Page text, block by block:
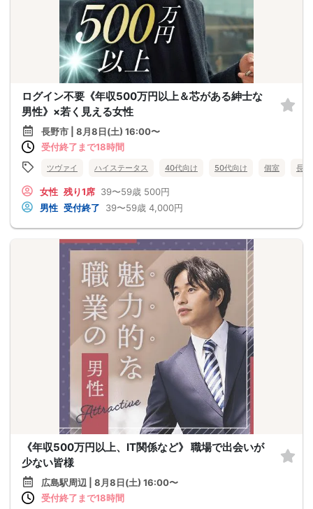
ログイン不要《年収500万円以上＆芯がある紳士な
男性》×若く見える女性
長野市 | 8月8日(土) 16:00〜
受付終了まで18時間
ツヴァイ ハイステータス 40代向け 50代向け 個室 長
女性 残り1席 39〜59歳 500円
男性 受付終了 39〜59歳 4,000円
《年収500万円以上、IT関係など》 職場で出会いが
少ない皆様
広島駅周辺 | 8月8日(土) 16:00〜
受付終了まで18時間